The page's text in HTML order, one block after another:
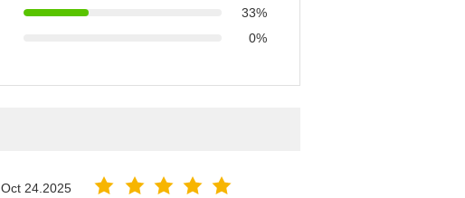
33%
0%
Oct 24.2025